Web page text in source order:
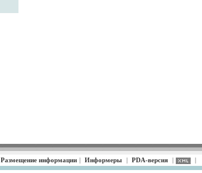
Размещение информации | Информеры | PDA-версия | |